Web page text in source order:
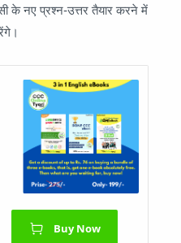
के नए प्रश्न-उत्तर तैयार करने में
Buy Now